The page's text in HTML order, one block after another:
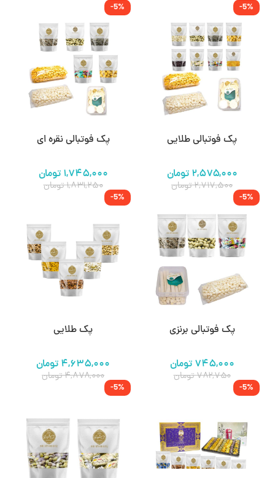
-5%
پک فوتبالی طلایی
۲,۷۱۷,۵۰۰تومان
۲,۵۷۵,۰۰۰ تومان
-5%
پک فوتبالی نقره ای
۱,۸۳۱,۲۵۰تومان
۱,۷۴۵,۰۰۰ تومان
-5%
پک فوتبالی برنزی
۷۸۲,۷۵۰تومان
۷۴۵,۰۰۰ تومان
-5%
پک طلایی
۴,۸۷۸,۰۰۰تومان
۴,۶۳۵,۰۰۰ تومان
-5%
-5%